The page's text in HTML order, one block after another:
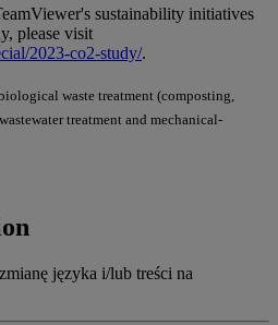
sustainability initiatives
please visit
2023-co2-study/.
waste treatment (composting,
treatment and mechanical-
języka i/lub treści na